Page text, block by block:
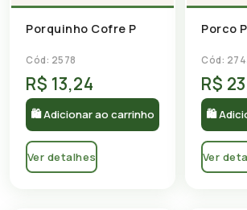
Porquinho Cofre P
Cód: 2578
R$ 13,24
🛍 Adicionar ao carrinho
Ver detalhes
Porco
Cód:
R$
🛍
Ver